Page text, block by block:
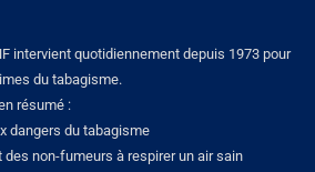
intervient quotidiennement depuis 1973 pour
du tabagisme.
résumé :
dangers du tabagisme
des non-fumeurs à respirer un air sain